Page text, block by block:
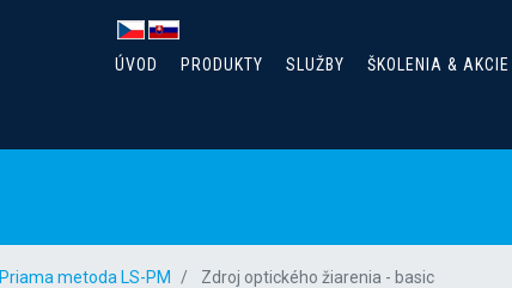
ÚVOD
PRODUKTY SLUŽBY ŠKOLENIA & AKCIE
Priama metoda LS-PM Zdroj optického žiarenia - basic